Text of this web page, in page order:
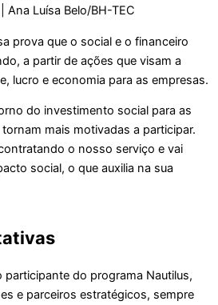
Ana Luísa Belo/BH-TEC
prova que o social e o financeiro
a partir de ações que visam a
lucro e economia para as empresas.
do investimento social para as
mais motivadas a participar.
o nosso serviço e vai
social, o que auxilia na sua
participante do programa Nautilus,
e parceiros estratégicos, sempre